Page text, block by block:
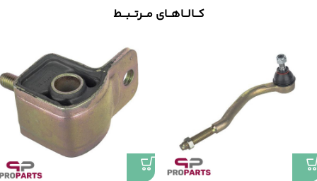
کـــالـــاهـــای مـــرتـــبـــط